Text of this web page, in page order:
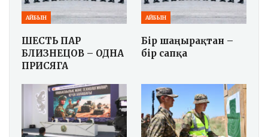
АЙБЫН
ШЕСТЬ ПАР
БЛИЗНЕЦОВ – ОДНА
ПРИСЯГА
АЙБЫН
Бір шаңырақтан –
бір сапқа